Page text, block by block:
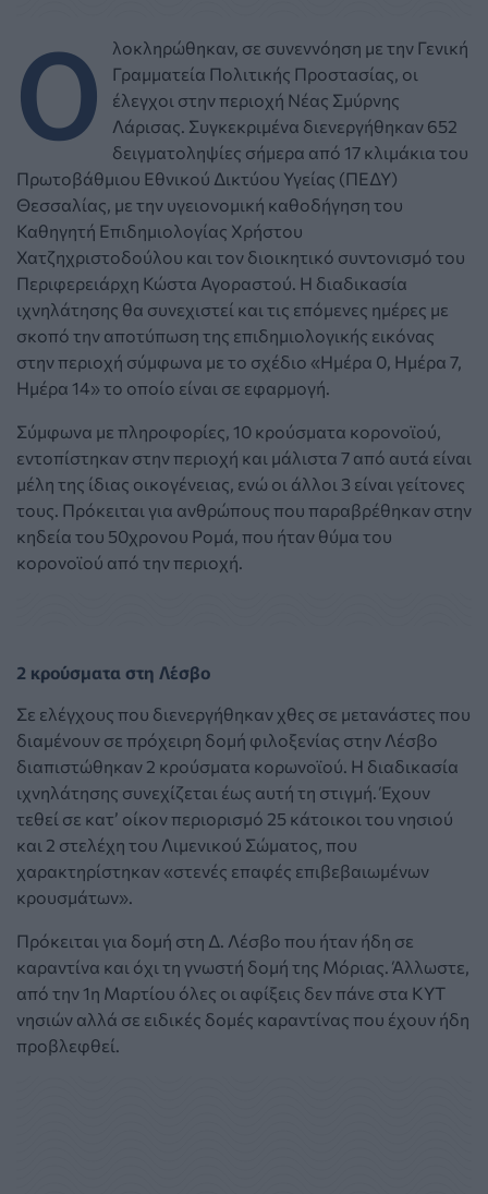
Ο
λοκληρώθηκαν, σε συνεννόηση με την Γενική
Γραμματεία Πολιτικής Προστασίας, οι
έλεγχοι στην περιοχή Νέας Σμύρνης
Λάρισας. Συγκεκριμένα διενεργήθηκαν 652
δειγματοληψίες σήμερα από 17 κλιμάκια του
Πρωτοβάθμιου Εθνικού Δικτύου Υγείας (ΠΕΔΥ)
Θεσσαλίας, με την υγειονομική καθοδήγηση του
Καθηγητή Επιδημιολογίας Χρήστου
Χατζηχριστοδούλου και τον διοικητικό συντονισμό του
Περιφερειάρχη Κώστα Αγοραστού. Η διαδικασία
ιχνηλάτησης θα συνεχιστεί και τις επόμενες ημέρες με
σκοπό την αποτύπωση της επιδημιολογικής εικόνας
στην περιοχή σύμφωνα με το σχέδιο «Ημέρα 0, Ημέρα 7,
Ημέρα 14» το οποίο είναι σε εφαρμογή.
Σύμφωνα με πληροφορίες, 10 κρούσματα κορονοϊού,
εντοπίστηκαν στην περιοχή και μάλιστα 7 από αυτά είναι
μέλη της ίδιας οικογένειας, ενώ οι άλλοι 3 είναι γείτονες
τους. Πρόκειται για ανθρώπους που παραβρέθηκαν στην
κηδεία του 50χρονου Ρομά, που ήταν θύμα του
κορονοϊού από την περιοχή.
2 κρούσματα στη Λέσβο
Σε ελέγχους που διενεργήθηκαν χθες σε μετανάστες που
διαμένουν σε πρόχειρη δομή φιλοξενίας στην Λέσβο
διαπιστώθηκαν 2 κρούσματα κορωνοϊού. Η διαδικασία
ιχνηλάτησης συνεχίζεται έως αυτή τη στιγμή. Έχουν
τεθεί σε κατ’ οίκον περιορισμό 25 κάτοικοι του νησιού
και 2 στελέχη του Λιμενικού Σώματος, που
χαρακτηρίστηκαν «στενές επαφές επιβεβαιωμένων
κρουσμάτων».
Πρόκειται για δομή στη Δ. Λέσβο που ήταν ήδη σε
καραντίνα και όχι τη γνωστή δομή της Μόριας. Άλλωστε,
από την 1η Μαρτίου όλες οι αφίξεις δεν πάνε στα ΚΥΤ
νησιών αλλά σε ειδικές δομές καραντίνας που έχουν ήδη
προβλεφθεί.